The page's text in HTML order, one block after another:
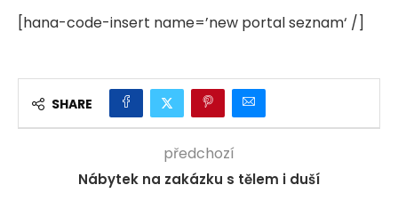
[hana-code-insert name=’new portal seznam‘ /]
SHARE
předchozí
Nábytek na zakázku s tělem i duší